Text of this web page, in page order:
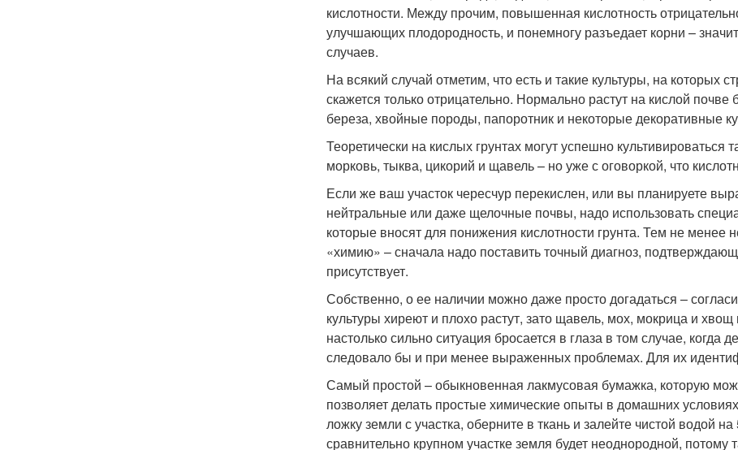
кислотности. Между прочим, повышенная кислотность
улучшающих плодородность, и понемногу разъедает корни –
случаев.
На всякий случай отметим, что есть и такие культуры, на которых
скажется только отрицательно. Нормально растут на кислой
береза, хвойные породы, папоротник и некоторые декоративные
Теоретически на кислых грунтах могут успешно культивироваться
морковь, тыква, цикорий и щавель – но уже с оговоркой, что
Если же ваш участок чересчур перекислен, или вы планируете
нейтральные или даже щелочные почвы, надо использовать
которые вносят для понижения кислотности грунта. Тем не менее
«химию» – сначала надо поставить точный диагноз,
присутствует.
Собственно, о ее наличии можно даже просто догадаться –
культуры хиреют и плохо растут, зато щавель, мох, мокрица и
настолько сильно ситуация бросается в глаза в том случае,
следовало бы и при менее выраженных проблемах. Для их
Самый простой – обыкновенная лакмусовая бумажка, которую
позволяет делать простые химические опыты в домашних
ложку земли с участка, оберните в ткань и залейте чистой водой
сравнительно крупном участке земля будет неоднородной, потому